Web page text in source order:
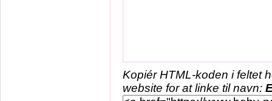
Kopiér HTML-koden i feltet
website for at linke til navn: